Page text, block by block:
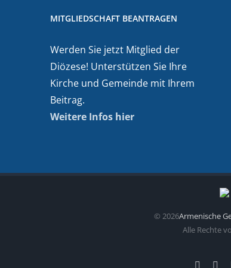
MITGLIEDSCHAFT BEANTRAGEN
Werden Sie jetzt Mitglied der
Diözese! Unterstützen Sie Ihre
Kirche und Gemeinde mit Ihrem
Beitrag.
Weitere Infos hier
© 2026Armenische
Alle Rechte